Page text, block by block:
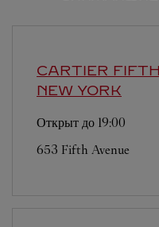
CARTIER
NEW YORK
Открыт до 19:00
653 Fifth Avenue